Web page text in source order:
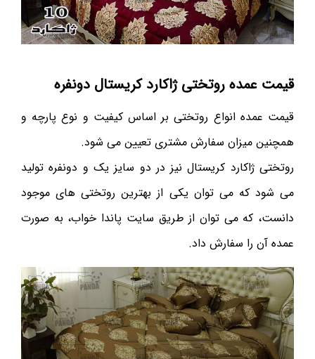
قیمت عمده روتختی ژاکارد کریستال دونفره
قیمت عمده انواع روتختی بر اساس کیفیت و نوع پارچه و
همچنین میزان سفارش مشتری تعیین می شود.
روتختی ژاکارد کریستال نیز در دو سایز یک و دونفره تولید
می شود که می توان یکی از بهترین روتختی های موجود
دانست، که می توان از طریق سایت پاندا خواب، به صورت
عمده آن را سفارش داد.